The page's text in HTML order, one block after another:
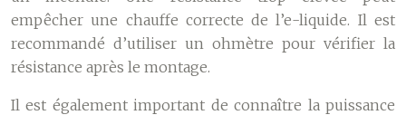
empêcher une chauffe correcte de l’e-liquide. Il est
recommandé d’utiliser un ohmètre pour vérifier la
résistance après le montage.
Il est également important de connaître la puissance